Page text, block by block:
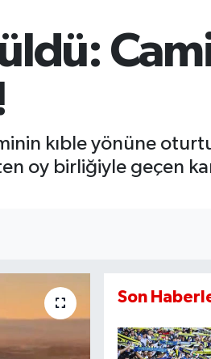
kıble yönüne
oy birliğiyle geçen
Son